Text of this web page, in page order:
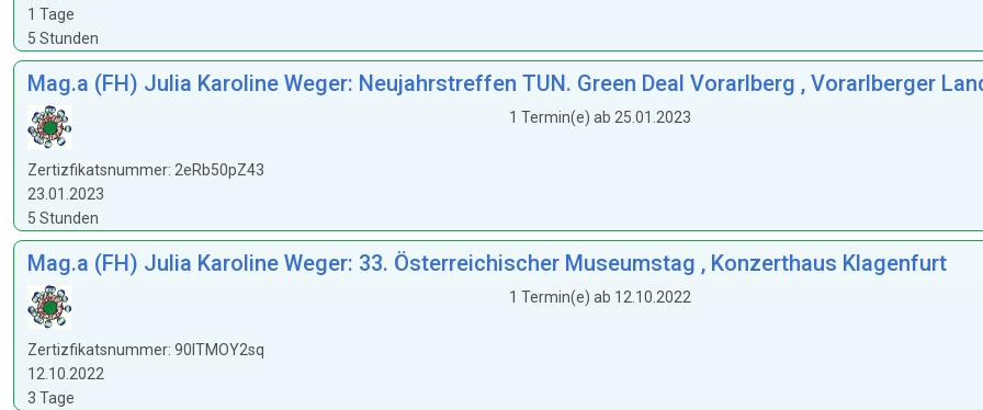
1 Tage
5 Stunden
Mag.a (FH) Julia Karoline Weger: Neujahrstreffen TUN. Green Deal Vorarlberg , Vorarlberger
Zertizfikatsnummer: 2eRb50pZ43
23.01.2023
5 Stunden
1 Termin(e) ab 25.01.2023
Mag.a (FH) Julia Karoline Weger: 33. Österreichischer Museumstag , Konzerthaus Klagenfurt
Zertizfikatsnummer: 90ITMOY2sq
12.10.2022
3 Tage
1 Termin(e) ab 12.10.2022